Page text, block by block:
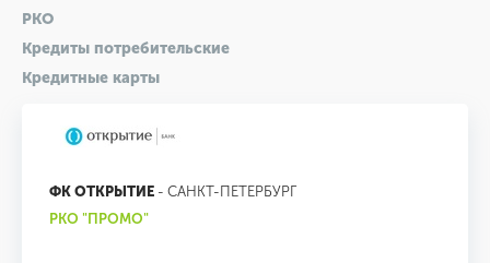
РКО
Кредиты потребительские
Кредитные карты
ФК ОТКРЫТИЕ - САНКТ-ПЕТЕРБУРГ
РКО "ПРОМО"